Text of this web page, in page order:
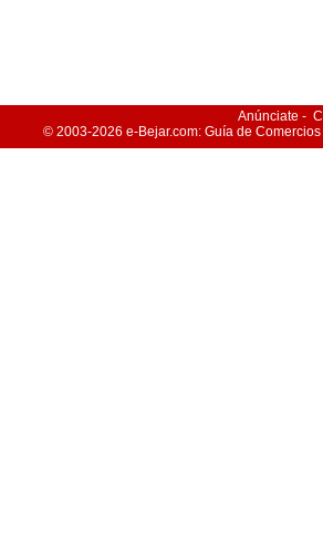
Anúnciate -
© 2003-2026 e-Bejar.com: Guía de